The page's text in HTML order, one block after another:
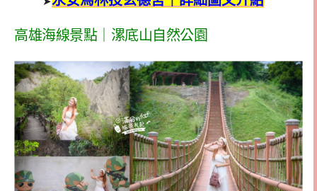
高雄海線景點｜漯底山自然公園